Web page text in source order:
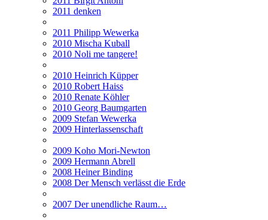
2011 denken
2011 Philipp Wewerka
2010 Mischa Kuball
2010 Noli me tangere!
2010 Heinrich Küpper
2010 Robert Haiss
2010 Renate Köhler
2010 Georg Baumgarten
2009 Stefan Wewerka
2009 Hinterlassenschaft
2009 Koho Mori-Newton
2009 Hermann Abrell
2008 Heiner Binding
2008 Der Mensch verlässt die Erde
2007 Der unendliche Raum…